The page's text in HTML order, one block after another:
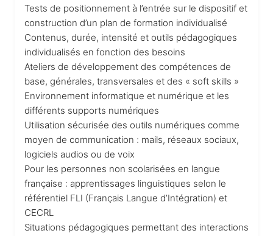
Tests de positionnement à l’entrée sur le dispositif et
construction d’un plan de formation individualisé
Contenus, durée, intensité et outils pédagogiques
individualisés en fonction des besoins
Ateliers de développement des compétences de
base, générales, transversales et des « soft skills »
Environnement informatique et numérique et les
différents supports numériques
Utilisation sécurisée des outils numériques comme
moyen de communication : mails, réseaux sociaux,
logiciels audios ou de voix
Pour les personnes non scolarisées en langue
française : apprentissages linguistiques selon le
référentiel FLI (Français Langue d’Intégration) et
CECRL
Situations pédagogiques permettant des interactions